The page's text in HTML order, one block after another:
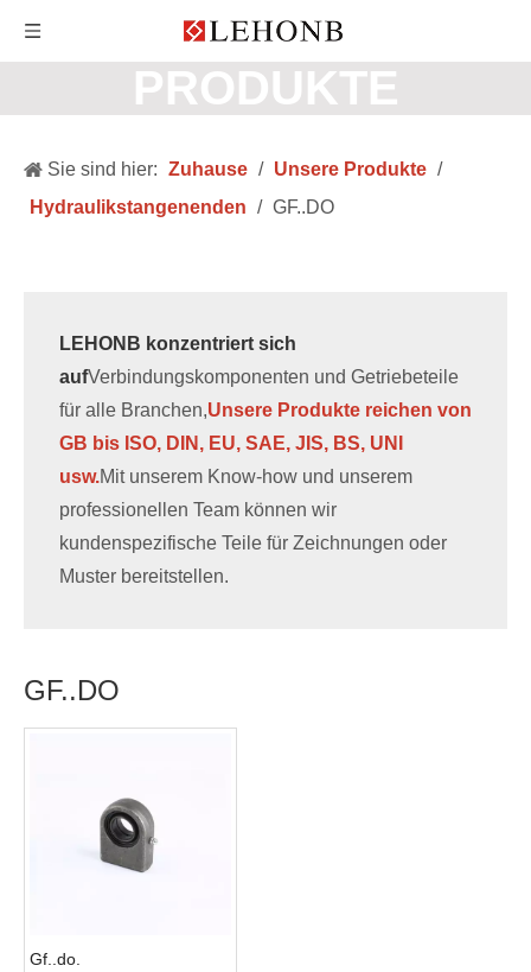
PRODUKTE
Sie sind hier: Zuhause / Unsere Produkte /
Hydraulikstangenenden / GF..DO
LEHONB konzentriert sich
aufVerbindungskomponenten und Getriebeteile
für alle Branchen,Unsere Produkte reichen von
GB bis ISO, DIN, EU, SAE, JIS, BS, UNI
usw.Mit unserem Know-how und unserem
professionellen Team können wir
kundenspezifische Teile für Zeichnungen oder
Muster bereitstellen.
GF..DO
Gf..do.